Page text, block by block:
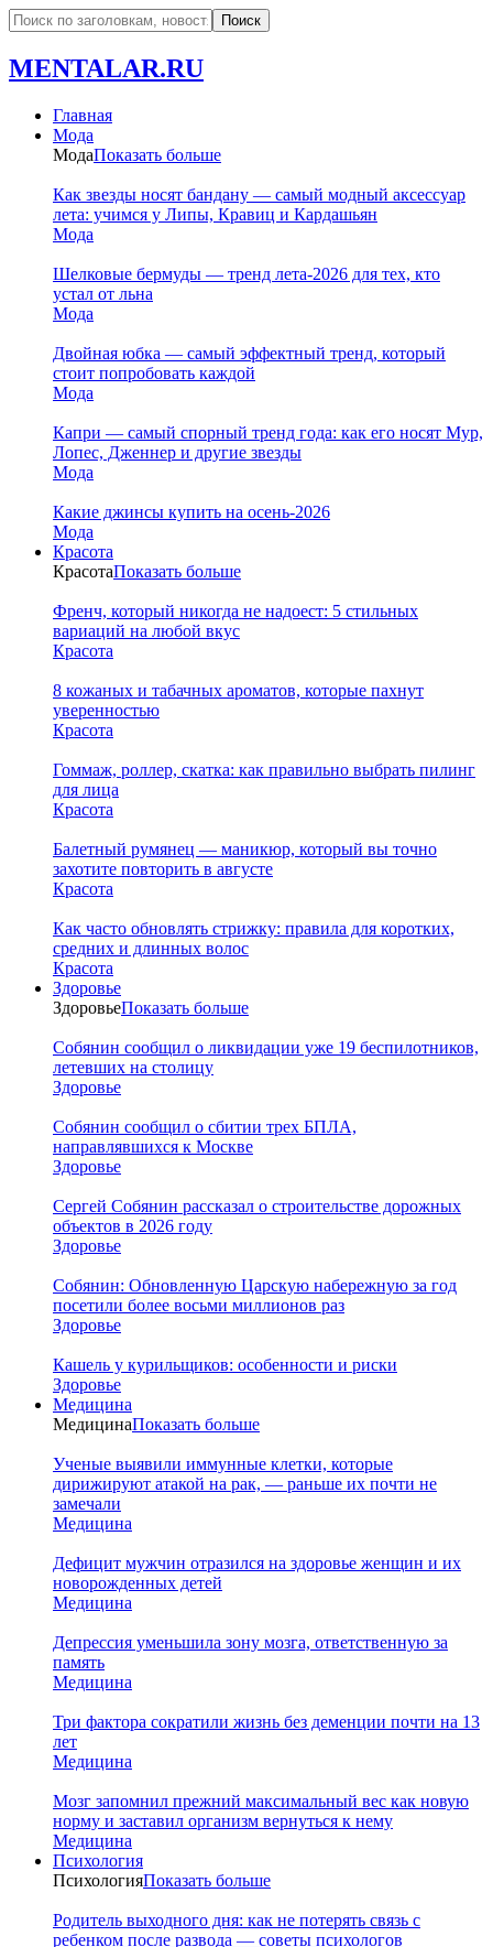
MENTALAR.RU
Главная
Мода
МодаПоказать больше
Как звезды носят бандану — самый модный аксессуар
лета: учимся у Липы, Кравиц и Кардашьян
Мода
Шелковые бермуды — тренд лета-2026 для тех, кто
устал от льна
Мода
Двойная юбка — самый эффектный тренд, который
стоит попробовать каждой
Мода
Капри — самый спорный тренд года: как его носят Мур,
Лопес, Дженнер и другие звезды
Мода
Какие джинсы купить на осень-2026
Мода
Красота
КрасотаПоказать больше
Френч, который никогда не надоест: 5 стильных
вариаций на любой вкус
Красота
8 кожаных и табачных ароматов, которые пахнут
уверенностью
Красота
Гоммаж, роллер, скатка: как правильно выбрать пилинг
для лица
Красота
Балетный румянец — маникюр, который вы точно
захотите повторить в августе
Красота
Как часто обновлять стрижку: правила для коротких,
средних и длинных волос
Красота
Здоровье
ЗдоровьеПоказать больше
Собянин сообщил о ликвидации уже 19 беспилотников,
летевших на столицу
Здоровье
Собянин сообщил о сбитии трех БПЛА,
направлявшихся к Москве
Здоровье
Сергей Собянин рассказал о строительстве дорожных
объектов в 2026 году
Здоровье
Собянин: Обновленную Царскую набережную за год
посетили более восьми миллионов раз
Здоровье
Кашель у курильщиков: особенности и риски
Здоровье
Медицина
МедицинаПоказать больше
Ученые выявили иммунные клетки, которые
дирижируют атакой на рак, — раньше их почти не
замечали
Медицина
Дефицит мужчин отразился на здоровье женщин и их
новорожденных детей
Медицина
Депрессия уменьшила зону мозга, ответственную за
память
Медицина
Три фактора сократили жизнь без деменции почти на 13
лет
Медицина
Мозг запомнил прежний максимальный вес как новую
норму и заставил организм вернуться к нему
Медицина
Психология
ПсихологияПоказать больше
Родитель выходного дня: как не потерять связь с
ребенком после развода — советы психологов